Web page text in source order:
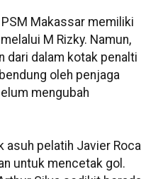
Makassar memiliki
M Rizky. Namun,
dari dalam kotak penalti
oleh penjaga
mengubah
asuh pelatih Javier Roca
untuk mencetak gol.